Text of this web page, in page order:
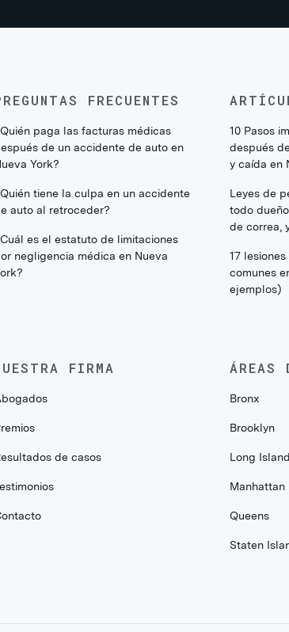
FRECUENTES
paga las facturas médicas
de un accidente de auto en
York?
tiene la culpa en un accidente
auto al retroceder?
es el estatuto de limitaciones
negligencia médica en Nueva
10 Pasos
después
y caída en
Leyes de
todo
de correa,
17
comunes
ejemplos)
FIRMA
de casos
ÁREAS
Bronx
Brooklyn
Long Island
Manhattan
Queens
Staten